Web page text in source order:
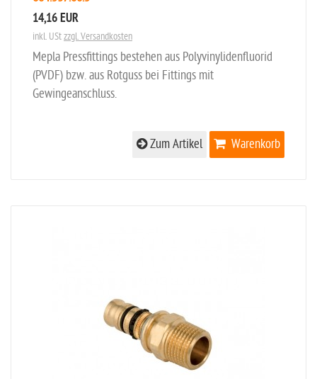
14,16 EUR
inkl. UStzzgl. Versandkosten
Mepla Pressfittings bestehen aus Polyvinylidenfluorid
(PVDF) bzw. aus Rotguss bei Fittings mit
Gewingeanschluss.
Warenkorb
Zum Artikel